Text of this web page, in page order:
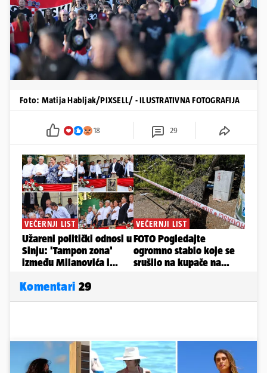
Foto: Matija Habljak/PIXSELL/ - ILUSTRATIVNA FOTOGRAFIJA
18 29
Komentari 29